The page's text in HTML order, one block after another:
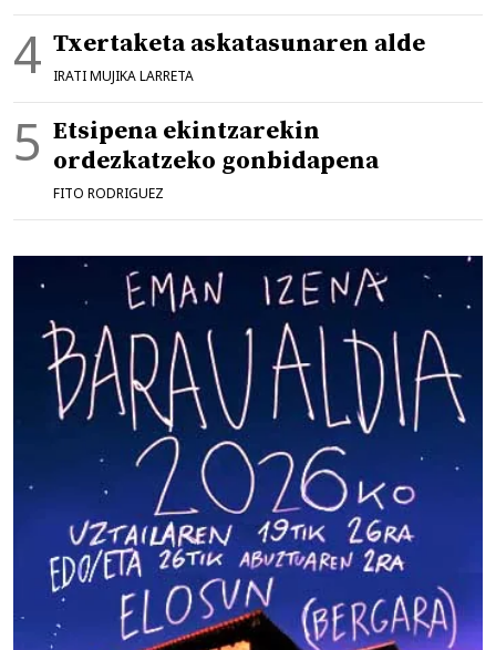
Txertaketa askatasunaren alde
IRATI MUJIKA LARRETA
Etsipena ekintzarekin
ordezkatzeko gonbidapena
FITO RODRIGUEZ